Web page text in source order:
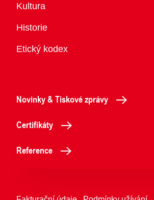
Kultura
Historie
Etický kodex
Novinky & Tiskové zprávy
Certifikáty
Reference